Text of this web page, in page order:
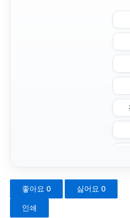
좋아요 0 싫어요 0
인쇄